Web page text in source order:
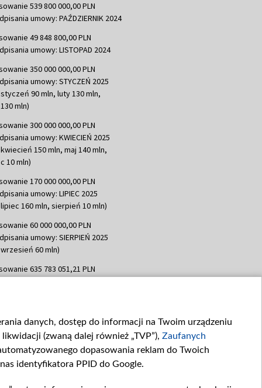
539 800 000,00 PLN
umowy: PAŹDZIERNIK 2024
49 848 800,00 PLN
umowy: LISTOPAD 2024
350 000 000,00 PLN
umowy: STYCZEŃ 2025
90 mln, luty 130 mln,
mln)
300 000 000,00 PLN
umowy: KWIECIEŃ 2025
150 mln, maj 140 mln,
10 mln)
170 000 000,00 PLN
umowy: LIPIEC 2025
160 mln, sierpień 10 mln)
60 000 000,00 PLN
umowy: SIERPIEŃ 2025
60 mln)
635 783 051,21 PLN
48 862 000,00 PLN
umowy: GRUDZIEŃ 2025
60,548 mln)
900 000 000,00 PLN
danych, dostęp do informacji na Twoim urządzeniu
(zwaną dalej również „TVP”), Zaufanych
dopasowania reklam do Twoich
identyfikatora PPID do Google.